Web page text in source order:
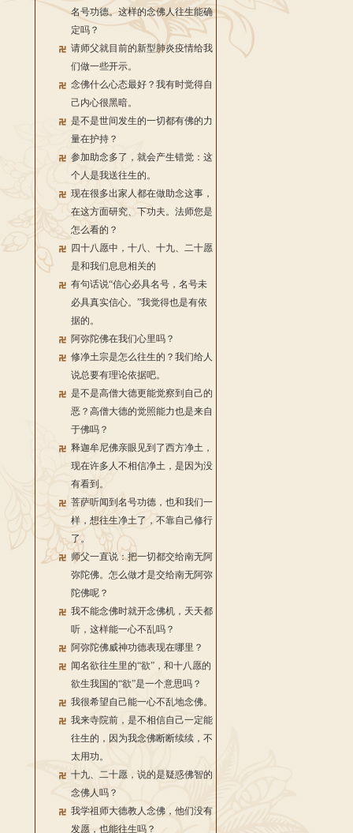
名号功德。这样的念佛人往生能确
定吗？
请师父就目前的新型肺炎疫情给我
们做一些开示。
念佛什么心态最好？我有时觉得自
己内心很黑暗。
是不是世间发生的一切都有佛的力
量在护持？
参加助念多了，就会产生错觉：这
个人是我送往生的。
现在很多出家人都在做助念这事，
在这方面研究、下功夫。法师您是
怎么看的？
四十八愿中，十八、十九、二十愿
是和我们息息相关的
有句话说“信心必具名号，名号未
必具真实信心。”我觉得也是有依
据的。
阿弥陀佛在我们心里吗？
修净土宗是怎么往生的？我们给人
说总要有理论依据吧。
是不是高僧大德更能觉察到自己的
恶？高僧大德的觉照能力也是来自
于佛吗？
释迦牟尼佛亲眼见到了西方净土，
现在许多人不相信净土，是因为没
有看到。
菩萨听闻到名号功德，也和我们一
样，想往生净土了，不靠自己修行
了。
师父一直说：把一切都交给南无阿
弥陀佛。怎么做才是交给南无阿弥
陀佛呢？
我不能念佛时就开念佛机，天天都
听，这样能一心不乱吗？
阿弥陀佛威神功德表现在哪里？
闻名欲往生里的“欲”，和十八愿的
欲生我国的“欲”是一个意思吗？
我很希望自己能一心不乱地念佛。
我来寺院前，是不相信自己一定能
往生的，因为我念佛断断续续，不
太用功。
十九、二十愿，说的是疑惑佛智的
念佛人吗？
我学祖师大德教人念佛，他们没有
发愿，也能往生吗？